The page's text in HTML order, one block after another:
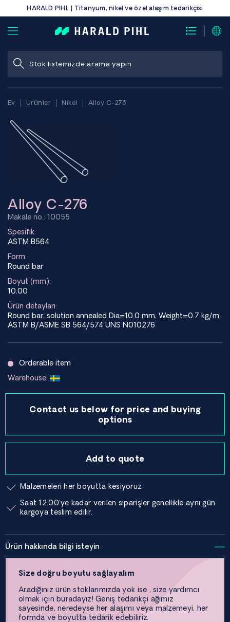
HARALD PIHL | Titanyum, nikel ve özel alaşım tedarikçisi
Ev Ürünler Nikel Alloy C-276
Alloy C-276
Makale no.: 10055
Spesifik:
ASTM B564
Form:
Round bar
Boyut (mm):
10.00
Ürün detayları:
Round bar; solution annealed Dia=10.0 mm, Weight=0.7 kg/m
ASTM B/ASME SB 564/574 UNS N010276
Orderable item
Warehouse:
Contact us below for price and buying
options
Add to quote
Malzemeleri her boyutta kesiyoruz.
Saat 12:00'ye kadar verilen siparişler genellikle aynı gün
kargoya teslim edilir.
Ürün hakkında bilgi isteyin
Size doğru boyutu sağlayalım
Aradığınız ürün stoklarımızda yok ise , size yardımcı
olmak için buradayız! Geniş tedarikçi ağımız
sayesinde, neredeyse her alaşımı veya malzemeyi, her
formda ve boyutta tedarik edebiliriz.